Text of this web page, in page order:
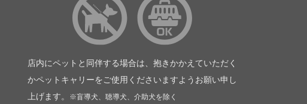
店内にペットと同伴する場合は、抱きかかえていただく
かペットキャリーをご使用くださいますようお願い申し
上げます。
※盲導犬、聴導犬、介助犬を除く